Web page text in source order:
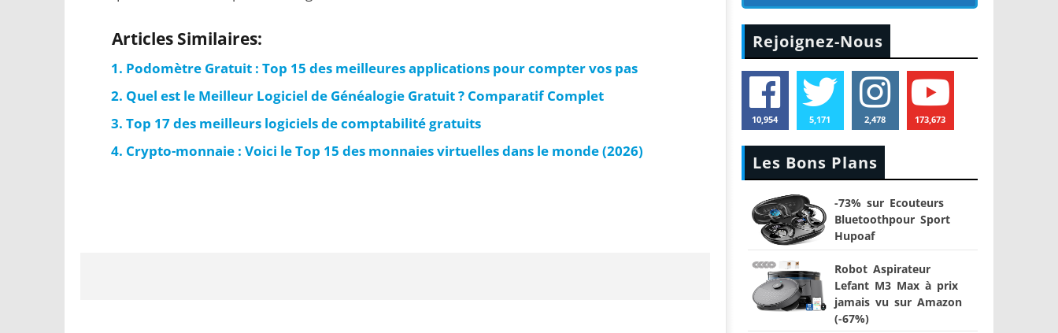
Articles Similaires:
Podomètre Gratuit : Top 15 des meilleures applications pour compter vos pas
Quel est le Meilleur Logiciel de Généalogie Gratuit ? Comparatif Complet
Top 17 des meilleurs logiciels de comptabilité gratuits
Crypto-monnaie : Voici le Top 15 des monnaies virtuelles dans le monde (2026)
Rejoignez-Nous
10,954 5,171 2,478 173,673
Les Bons Plans
-73% sur Ecouteurs
Bluetoothpour Sport
Hupoaf
Robot Aspirateur
Lefant M3 Max à prix
jamais vu sur Amazon
(-67%)